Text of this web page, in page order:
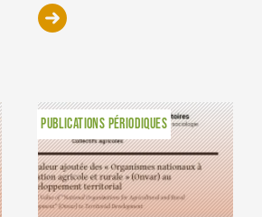
PUBLICATIONS PÉRIODIQUES